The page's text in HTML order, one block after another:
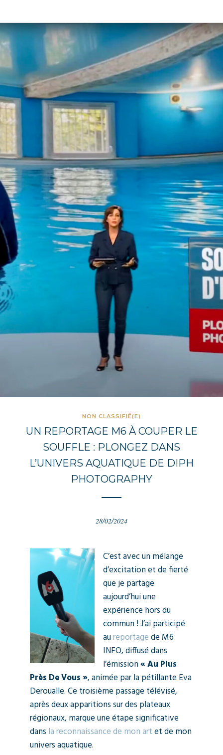
NON CLASSIFIÉ(E)
UN REPORTAGE M6 À COUPER LE
SOUFFLE : PLONGEZ DANS
L’UNIVERS AQUATIQUE DE DIPH
PHOTOGRAPHY
28/02/2024
C’est avec un mélange
d’excitation et de fierté
que je partage
aujourd’hui une
expérience hors du
commun ! J’ai participé
aureportagede M6
INFO, diffusé dans
l’émission« Au Plus
Près De Vous », animée par la pétillante Eva
Deroualle. Ce troisième passage télévisé,
après deux apparitions sur des plateaux
régionaux, marque une étape significative
dans la reconnaissance de mon artet de mon
univers aquatique.